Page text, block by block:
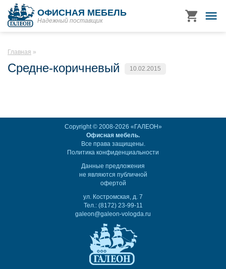
ОФИСНАЯ МЕБЕЛЬ
Надежный поставщик
Главная
Средне-коричневый 10.02.2015
Copyright © 2008-2026 «ГАЛЕОН»
Офисная мебель.
Все права защищены.
Политика конфиденциальности
Данные предложения
не являются публичной
офертой
ул. Костромская, д. 7
Тел.: (8172) 23-99-11
galeon@galeon-vologda.ru